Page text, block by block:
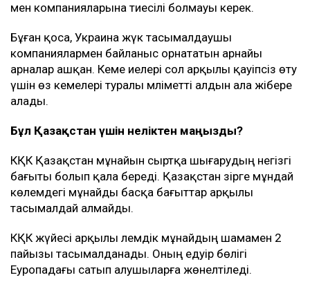
мен компанияларына тиесілі болмауы керек.
Бұған қоса, Украина жүк тасымалдаушы
компаниялармен байланыс орнататын арнайы
арналар ашқан. Кеме иелері сол арқылы қауіпсіз өту
үшін өз кемелері туралы мәліметті алдын ала жібере
алады.
Бұл Қазақстан үшін неліктен маңызды?
КҚК Қазақстан мұнайын сыртқа шығарудың негізгі
бағыты болып қала береді. Қазақстан әзірге мұндай
көлемдегі мұнайды басқа бағыттар арқылы
тасымалдай алмайды.
КҚК жүйесі арқылы әлемдік мұнайдың шамамен 2
пайызы тасымалданады. Оның едәуір бөлігі
Еуропадағы сатып алушыларға жөнелтіледі.